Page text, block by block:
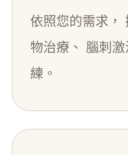
依照您的需求，
物治療、 腦刺
練。